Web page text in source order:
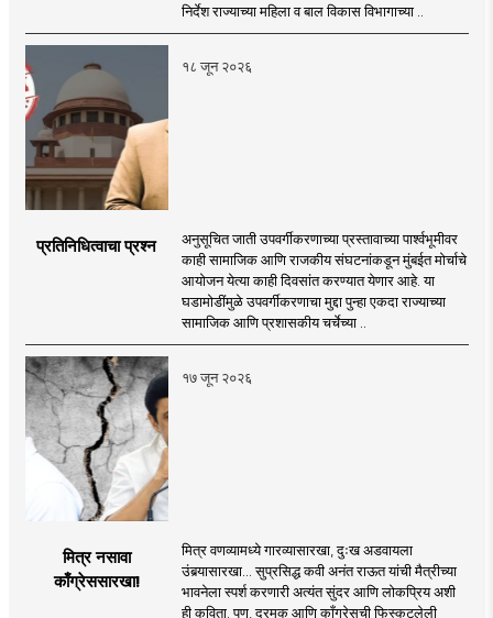
निर्देश राज्याच्या महिला व बाल विकास विभागाच्या ..
१८ जून २०२६
प्रतिनिधित्वाचा प्रश्न
अनुसूचित जाती उपवर्गीकरणाच्या प्रस्तावाच्या पार्श्वभूमीवर
काही सामाजिक आणि राजकीय संघटनांकडून मुंबईत मोर्चाचे
आयोजन येत्या काही दिवसांत करण्यात येणार आहे. या
घडामोडींमुळे उपवर्गीकरणाचा मुद्दा पुन्हा एकदा राज्याच्या
सामाजिक आणि प्रशासकीय चर्चेच्या ..
१७ जून २०२६
मित्र नसावा
काँग्रेससारखा!
मित्र वणव्यामध्ये गारव्यासारखा, दुःख अडवायला
उंबर्‍यासारखा... सुप्रसिद्ध कवी अनंत राऊत यांची मैत्रीच्या
भावनेला स्पर्श करणारी अत्यंत सुंदर आणि लोकप्रिय अशी
ही कविता. पण, द्रमुक आणि काँग्रेसची फिस्कटलेली